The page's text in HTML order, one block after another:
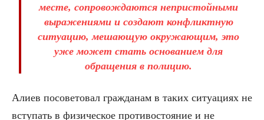
месте, сопровождаются непристойными
выражениями и создают конфликтную
ситуацию, мешающую окружающим, это
уже может стать основанием для
обращения в полицию.
Алиев посоветовал гражданам в таких ситуациях не
вступать в физическое противостояние и не